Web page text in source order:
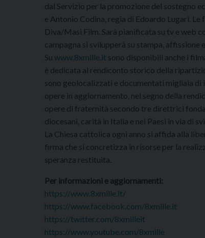
dal Servizio per la promozione del sostegno
e Antonio Codina, regia di Edoardo Lugari.
Diva/Masi Film. Sarà pianificata su tv e web
campagna si svilupperà su stampa, affissione
Su www.8xmille.it sono disponibili anche i
è dedicata al rendiconto storico della
sono geolocalizzati e documentati migliaia
opere in aggiornamento, nel segno della
opere di fraternità secondo tre direttrici
diocesani, carità in Italia e nei Paesi in via di
La Chiesa cattolica ogni anno si affida alla
firma che si concretizza in risorse per la
speranza restituita.
Per informazioni e aggiornamenti:
https://www.8xmille.it/
https://www.facebook.com/8xmille.it
https://twitter.com/8xmilleit
https://www.youtube.com/8xmille